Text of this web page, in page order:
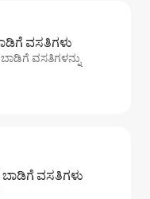
ವಸತಿಗಳು
ಬಾಡಿಗೆ ವಸತಿಗಳನ್ನು
ವಸತಿಗಳು